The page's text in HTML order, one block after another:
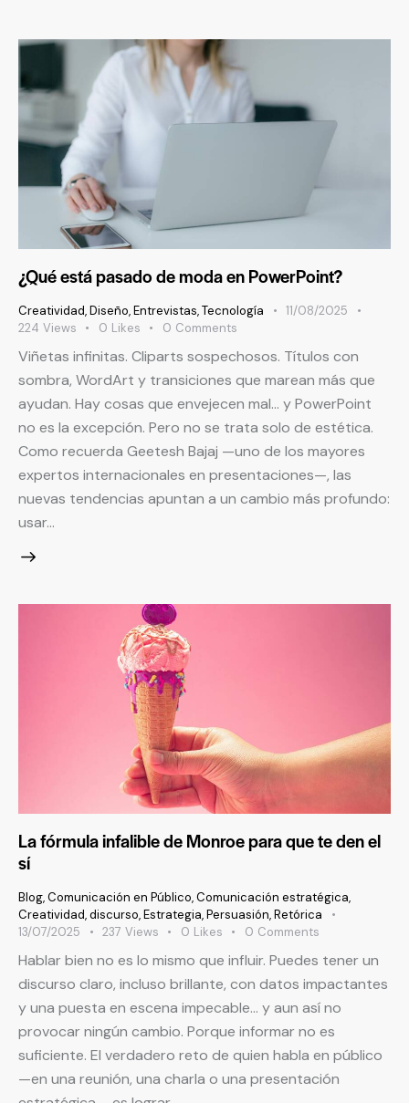
¿Qué está pasado de moda en PowerPoint?
Creatividad,Diseño,Entrevistas,Tecnología
11/08/2025
224 Views 0 Likes 0 Comments
Viñetas infinitas. Cliparts sospechosos. Títulos con
sombra, WordArt y transiciones que marean más que
ayudan. Hay cosas que envejecen mal… y PowerPoint
no es la excepción. Pero no se trata solo de estética.
Como recuerda Geetesh Bajaj —uno de los mayores
expertos internacionales en presentaciones—, las
nuevas tendencias apuntan a un cambio más profundo:
usar…
La fórmula infalible de Monroe para que te den el
sí
Blog,Comunicación en Público,Comunicación estratégica,
Creatividad,discurso,Estrategia,Persuasión,Retórica
13/07/2025
237 Views 0 Likes 0 Comments
Hablar bien no es lo mismo que influir. Puedes tener un
discurso claro, incluso brillante, con datos impactantes
y una puesta en escena impecable… y aun así no
provocar ningún cambio. Porque informar no es
suficiente. El verdadero reto de quien habla en público
—en una reunión, una charla o una presentación